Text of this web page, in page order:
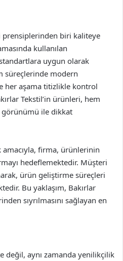
prensiplerinden biri kaliteye
kullanılan
uygun olarak
süreçlerinde modern
her aşama titizlikle kontrol
Tekstil’in ürünleri, hem
görünümü ile dikkat
firma, ürünlerinin
hedeflemektedir. Müşteri
ürün geliştirme süreçleri
Bu yaklaşım, Bakırlar
sıyrılmasını sağlayan en
değil, aynı zamanda yenilikçilik